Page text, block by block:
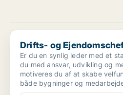
Drifts- og Ejendomschef til
Drifts- og
Er du en synlig leder med et
du med ansvar, udvikling og
motiveres du af at skabe
både bygninger og